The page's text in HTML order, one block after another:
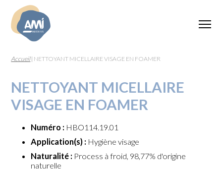
Accueil| NETTOYANT MICELLAIRE VISAGE EN FOAMER
NETTOYANT MICELLAIRE
VISAGE EN FOAMER
Numéro : HBO114.19.01
Application(s) : Hygiène visage
Naturalité : Process à froid, 98,77% d'origine
naturelle